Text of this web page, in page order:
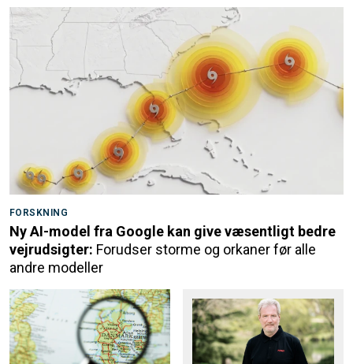
FORSKNING
Ny AI-model fra Google kan give væsentligt bedre
vejrudsigter: Forudser storme og orkaner før alle
andre modeller